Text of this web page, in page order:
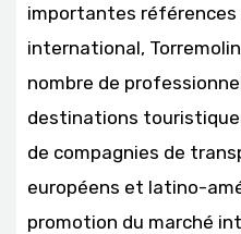
importantes
international,
nombre de
destinations
de compagnies de
européens et latino-
promotion du marché